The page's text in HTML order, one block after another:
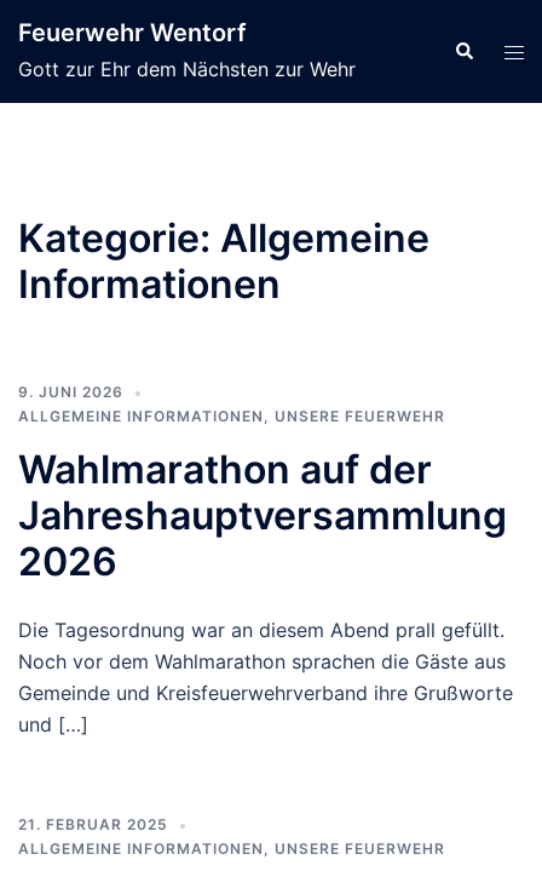
Inhalt
springen
Feuerwehr Wentorf
Gott zur Ehr dem Nächsten zur Wehr
Suche
Kategorie: Allgemeine
Informationen
9. JUNI 2026
ALLGEMEINE INFORMATIONEN , UNSERE FEUERWEHR
Wahlmarathon auf der
Jahreshauptversammlung
2026
Die Tagesordnung war an diesem Abend prall gefüllt.
Noch vor dem Wahlmarathon sprachen die Gäste aus
Gemeinde und Kreisfeuerwehrverband ihre Grußworte
und […]
21. FEBRUAR 2025
ALLGEMEINE INFORMATIONEN , UNSERE FEUERWEHR